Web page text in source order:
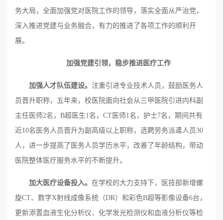
务大局，全面加强党对医院工作的领导，落实全面从严治党，
深入推进党建与业务融合，有力的推进了各项工作的顺利开
展。
加强党建引领，稳步推进医疗工作
加强人才队伍建设。 注重引进专业技术人员，鼓励医务人
员晋升职称，五年来，校医院面向社会从三甲医院引进内科副
主任医师2名，B超医生1名，CT医师1名，护士7名，期间共有
近10名医务人员晋升为副高级以上职称，选聘劳务派遣人员30
人，进一步提高了医务人员学历水平，改善了年龄结构，带动
医院整体医疗服务水平的不断提升。
加 大医疗设备投入。 在学校的大力支持下，医技部新增螺
旋CT、数字X射线成像系统（DR）和彩色B超等影像设备6台，
更新添置血液生化分析仪、化学发光检测仪和血液分析仪等检